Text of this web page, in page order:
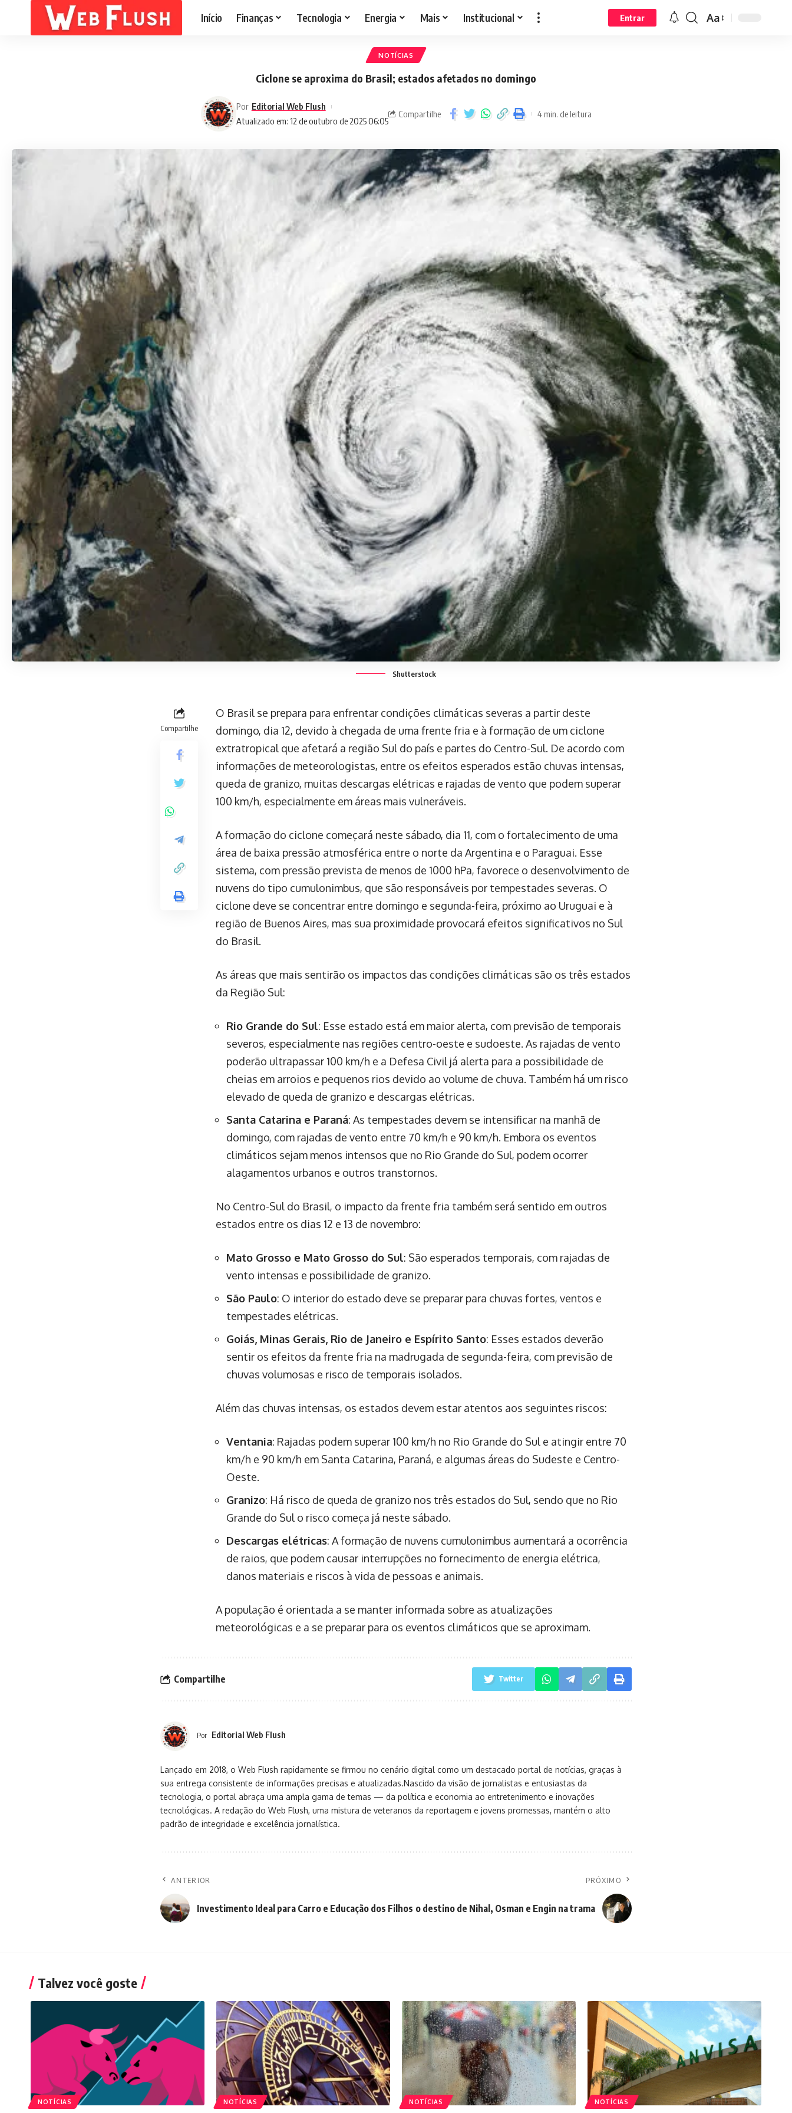
Início Finanças Tecnologia Energia Mais Institucional Entrar Aa
NOTÍCIAS
Ciclone se aproxima do Brasil; estados afetados no domingo
Atualizado em: 12 de outubro de 2025 06:05
Por Editorial Web Flush
Compartilhe 4 min. de leitura
Shutterstock
Compartilhe
O Brasil se prepara para enfrentar condições climáticas severas a partir deste
domingo, dia 12, devido à chegada de uma frente fria e à formação de um ciclone
extratropical que afetará a região Sul do país e partes do Centro-Sul. De acordo com
informações de meteorologistas, entre os efeitos esperados estão chuvas intensas,
queda de granizo, muitas descargas elétricas e rajadas de vento que podem superar
100 km/h, especialmente em áreas mais vulneráveis.
A formação do ciclone começará neste sábado, dia 11, com o fortalecimento de uma
área de baixa pressão atmosférica entre o norte da Argentina e o Paraguai. Esse
sistema, com pressão prevista de menos de 1000 hPa, favorece o desenvolvimento de
nuvens do tipo cumulonimbus, que são responsáveis por tempestades severas. O
ciclone deve se concentrar entre domingo e segunda-feira, próximo ao Uruguai e à
região de Buenos Aires, mas sua proximidade provocará efeitos significativos no Sul
do Brasil.
As áreas que mais sentirão os impactos das condições climáticas são os três estados
da Região Sul:
Rio Grande do Sul: Esse estado está em maior alerta, com previsão de temporais
severos, especialmente nas regiões centro-oeste e sudoeste. As rajadas de vento
poderão ultrapassar 100 km/h e a Defesa Civil já alerta para a possibilidade de
cheias em arroios e pequenos rios devido ao volume de chuva. Também há um risco
elevado de queda de granizo e descargas elétricas.
Santa Catarina e Paraná: As tempestades devem se intensificar na manhã de
domingo, com rajadas de vento entre 70 km/h e 90 km/h. Embora os eventos
climáticos sejam menos intensos que no Rio Grande do Sul, podem ocorrer
alagamentos urbanos e outros transtornos.
No Centro-Sul do Brasil, o impacto da frente fria também será sentido em outros
estados entre os dias 12 e 13 de novembro:
Mato Grosso e Mato Grosso do Sul: São esperados temporais, com rajadas de
vento intensas e possibilidade de granizo.
São Paulo: O interior do estado deve se preparar para chuvas fortes, ventos e
tempestades elétricas.
Goiás, Minas Gerais, Rio de Janeiro e Espírito Santo: Esses estados deverão
sentir os efeitos da frente fria na madrugada de segunda-feira, com previsão de
chuvas volumosas e risco de temporais isolados.
Além das chuvas intensas, os estados devem estar atentos aos seguintes riscos:
Ventania: Rajadas podem superar 100 km/h no Rio Grande do Sul e atingir entre 70
km/h e 90 km/h em Santa Catarina, Paraná, e algumas áreas do Sudeste e Centro-
Oeste.
Granizo: Há risco de queda de granizo nos três estados do Sul, sendo que no Rio
Grande do Sul o risco começa já neste sábado.
Descargas elétricas: A formação de nuvens cumulonimbus aumentará a ocorrência
de raios, que podem causar interrupções no fornecimento de energia elétrica,
danos materiais e riscos à vida de pessoas e animais.
A população é orientada a se manter informada sobre as atualizações
meteorológicas e a se preparar para os eventos climáticos que se aproximam.
Compartilhe Twitter
Por Editorial Web Flush
Lançado em 2018, o Web Flush rapidamente se firmou no cenário digital como um destacado portal de notícias, graças à
sua entrega consistente de informações precisas e atualizadas.Nascido da visão de jornalistas e entusiastas da
tecnologia, o portal abraça uma ampla gama de temas — da política e economia ao entretenimento e inovações
tecnológicas. A redação do Web Flush, uma mistura de veteranos da reportagem e jovens promessas, mantém o alto
padrão de integridade e excelência jornalística.
ANTERIOR
Investimento Ideal para Carro e Educação dos Filhos
PRÓXIMO
o destino de Nihal, Osman e Engin na trama
Talvez você goste
NOTÍCIAS NOTÍCIAS NOTÍCIAS NOTÍCIAS